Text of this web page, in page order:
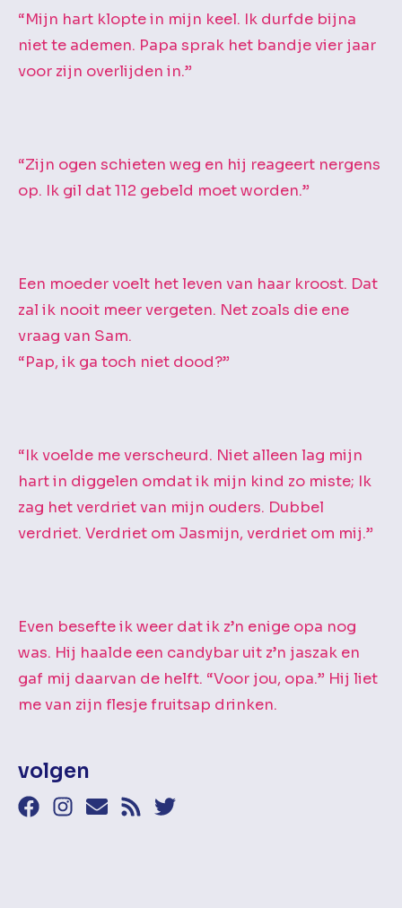
“Mijn hart klopte in mijn keel. Ik durfde bijna
niet te ademen. Papa sprak het bandje vier jaar
voor zijn overlijden in.”
“Zijn ogen schieten weg en hij reageert nergens
op. Ik gil dat 112 gebeld moet worden.”
Een moeder voelt het leven van haar kroost. Dat
zal ik nooit meer vergeten. Net zoals die ene
vraag van Sam.
“Pap, ik ga toch niet dood?”
“Ik voelde me verscheurd. Niet alleen lag mijn
hart in diggelen omdat ik mijn kind zo miste; Ik
zag het verdriet van mijn ouders. Dubbel
verdriet. Verdriet om Jasmijn, verdriet om mij.”
Even besefte ik weer dat ik z’n enige opa nog
was. Hij haalde een candybar uit z’n jaszak en
gaf mij daarvan de helft. “Voor jou, opa.” Hij liet
me van zijn flesje fruitsap drinken.
volgen